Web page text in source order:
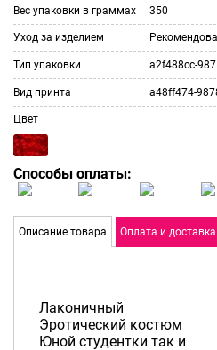
Вес упаковки в граммах 350
Уход за изделием
Тип упаковки a2f488cc-
Вид принта a48ff474-
Цвет
Способы оплаты:
Описание товара Оплата и доставка
Лаконичный
Эротический костюм
Юной студентки так и